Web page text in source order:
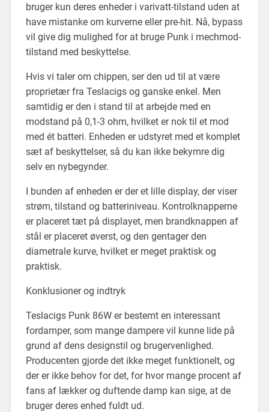
bruger kun deres enheder i varivatt-tilstand uden at
have mistanke om kurverne eller pre-hit. Nå, bypass
vil give dig mulighed for at bruge Punk i mechmod-
tilstand med beskyttelse.
Hvis vi taler om chippen, ser den ud til at være
proprietær fra Teslacigs og ganske enkel. Men
samtidig er den i stand til at arbejde med en
modstand på 0,1-3 ohm, hvilket er nok til et mod
med ét batteri. Enheden er udstyret med et komplet
sæt af beskyttelser, så du kan ikke bekymre dig
selv en nybegynder.
I bunden af enheden er der et lille display, der viser
strøm, tilstand og batteriniveau. Kontrolknapperne
er placeret tæt på displayet, men brandknappen af
stål er placeret øverst, og den gentager den
diametrale kurve, hvilket er meget praktisk og
praktisk.
Konklusioner og indtryk
Teslacigs Punk 86W er bestemt en interessant
fordamper, som mange dampere vil kunne lide på
grund af dens designstil og brugervenlighed.
Producenten gjorde det ikke meget funktionelt, og
der er ikke behov for det, for hvor mange procent af
fans af lækker og duftende damp kan sige, at de
bruger deres enhed fuldt ud.